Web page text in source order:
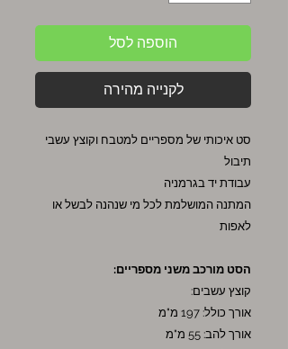
הוספה לסל
לקנייה מהירה
סט איכותי של מספריים למטבח וקוצץ עשבי
תיבול
עבודת יד בגרמניה
המתנה המושלמת לכל מי שנהנה לבשל או
לאפות
הסט מורכב משני מספריים:
קוצץ עשבים:
אורך כולל: 197 מ"מ
אורך להב: 55 מ"מ